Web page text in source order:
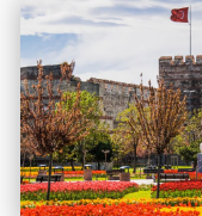
которыми должен
обладать юноша,
стать достойным ...